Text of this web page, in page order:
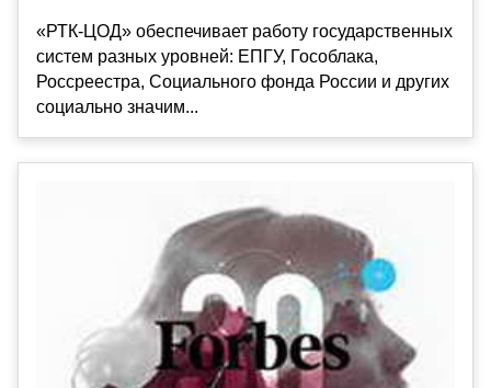
«РТК-ЦОД» обеспечивает работу государственных
систем разных уровней: ЕПГУ, Гособлака,
Россреестра, Социального фонда России и других
социально значим...